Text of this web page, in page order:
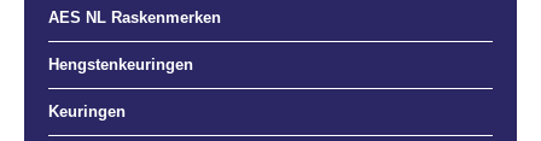
AES NL Raskenmerken
Hengstenkeuringen
Keuringen